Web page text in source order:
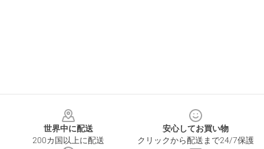
世界中に配送
200カ国以上に配送
安心してお買い物
クリックから配送まで24/7保護